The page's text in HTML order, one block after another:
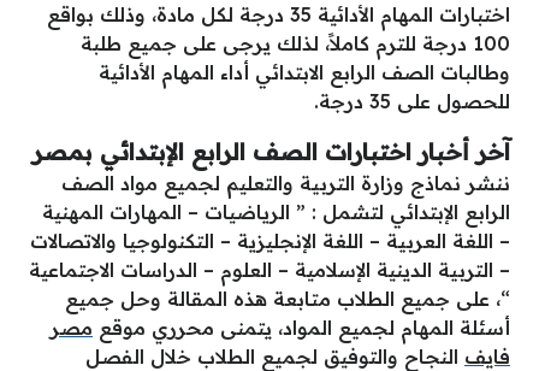
اختبارات المهام الأدائية 35 درجة لكل مادة، وذلك بواقع
100 درجة للترم كاملاً، لذلك يرجى على جميع طلبة
وطالبات الصف الرابع الابتدائي أداء المهام الأدائية
للحصول على 35 درجة.
آخر أخبار اختبارات الصف الرابع الإبتدائي بمصر
ننشر نماذج وزارة التربية والتعليم لجميع مواد الصف
الرابع الإبتدائي لتشمل : ” الرياضيات – المهارات المهنية
– اللغة العربية – اللغة الإنجليزية – التكنولوجيا والاتصالات
– التربية الدينية الإسلامية – العلوم – الدراسات الاجتماعية
“، على جميع الطلاب متابعة هذه المقالة وحل جميع
أسئلة المهام لجميع المواد، يتمنى محرري موقع مصر
فايف النجاح والتوفيق لجميع الطلاب خلال الفصل